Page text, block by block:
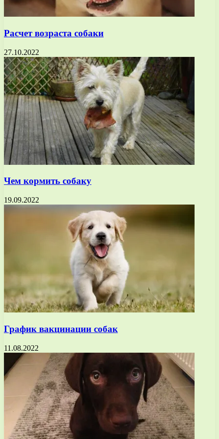
Расчет возраста собаки
27.10.2022
Чем кормить собаку
19.09.2022
График вакцинации собак
11.08.2022